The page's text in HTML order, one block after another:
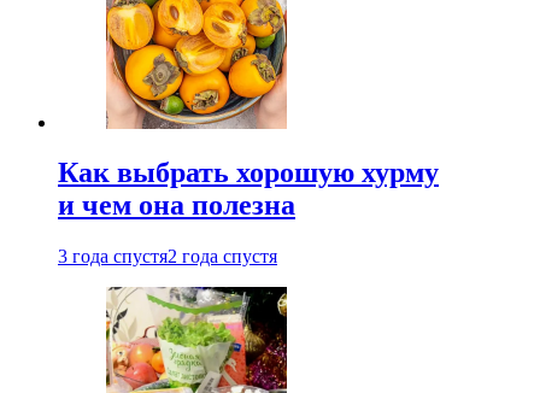
Как выбрать хорошую хурму
и чем она полезна
3 года спустя2 года спустя